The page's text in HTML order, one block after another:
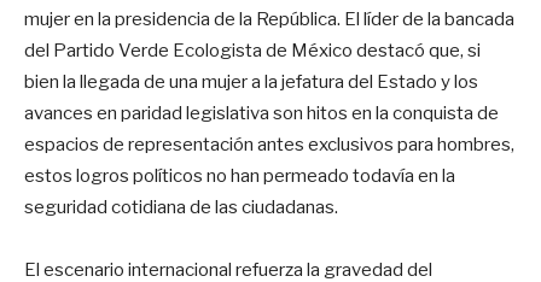
mujer en la presidencia de la República. El líder de la bancada
del Partido Verde Ecologista de México destacó que, si
bien la llegada de una mujer a la jefatura del Estado y los
avances en paridad legislativa son hitos en la conquista de
espacios de representación antes exclusivos para hombres,
estos logros políticos no han permeado todavía en la
seguridad cotidiana de las ciudadanas.
El escenario internacional refuerza la gravedad del